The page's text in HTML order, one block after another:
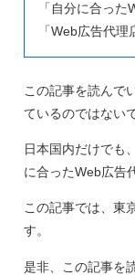
「自分に合った
「Web広告代
この記事を読んで
ているのではない
日本国内だけでも
に合ったWeb広告
この記事では、東
す。
是非、この記事を